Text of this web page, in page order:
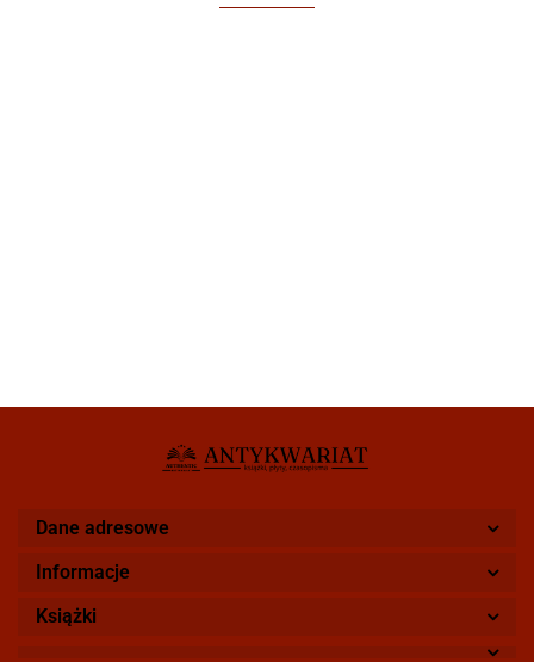
Dane adresowe
Informacje
Książki